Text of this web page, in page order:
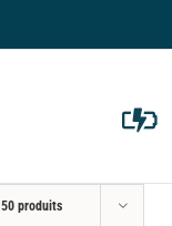
50 produits